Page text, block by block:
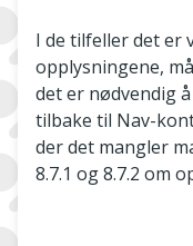
I de tilfeller det er
opplysningene,
det er nødvendig
tilbake til Nav-
der det mangler
8.7.1 og 8.7.2 om